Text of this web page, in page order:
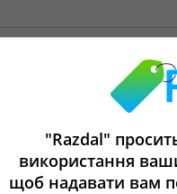
"Razdal"
використання
щоб надавати вам